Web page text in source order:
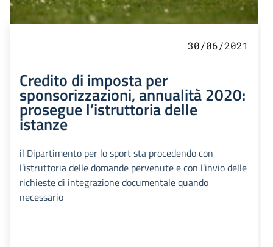
30/06/2021
Credito di imposta per
sponsorizzazioni, annualità 2020:
prosegue l’istruttoria delle
istanze
il Dipartimento per lo sport sta procedendo con
l’istruttoria delle domande pervenute e con l’invio delle
richieste di integrazione documentale quando
necessario